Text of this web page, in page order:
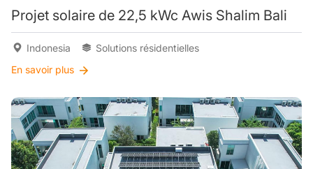
Projet solaire de 22,5 kWc Awis Shalim Bali
Indonesia
Solutions résidentielles
En savoir plus